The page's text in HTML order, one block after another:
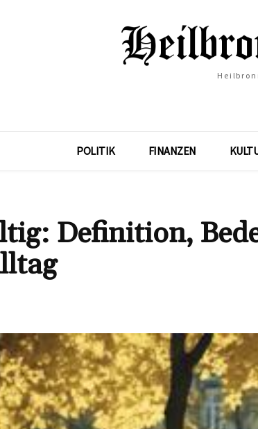
POLITIK FINANZEN
Definition,